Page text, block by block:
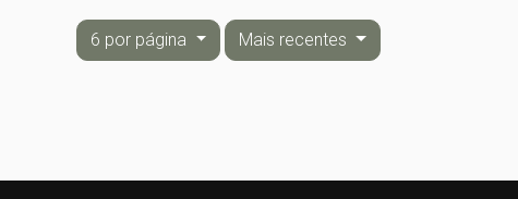
6 por página Mais recentes